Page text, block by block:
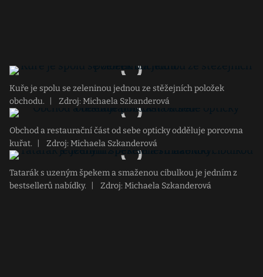
Kuře je spolu se zeleninou jednou ze stěžejních položek
obchodu.
Zdroj: Michaela Szkanderová
Obchod a restaurační část od sebe opticky odděluje porcovna
kuřat.
Zdroj: Michaela Szkanderová
Tatarák s uzeným špekem a smaženou cibulkou je jedním z
bestsellerů nabídky.
Zdroj: Michaela Szkanderová